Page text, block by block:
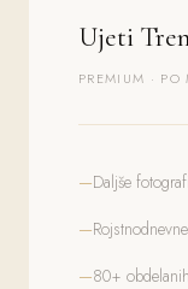
Ujeti
PREMIUM · PO
Daljše
80+